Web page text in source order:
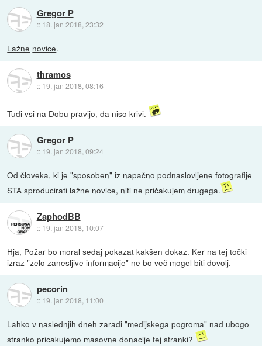
Gregor P
:: 18. jan 2018, 23:32
Lažne novice.
thramos
:: 19. jan 2018, 08:16
Tudi vsi na Dobu pravijo, da niso krivi.
Gregor P
:: 19. jan 2018, 09:24
Od človeka, ki je "sposoben" iz napačno podnaslovljene fotografije
STA sproducirati lažne novice, niti ne pričakujem drugega.
ZaphodBB
:: 19. jan 2018, 10:07
Hja, Požar bo moral sedaj pokazat kakšen dokaz. Ker na tej točki
izraz "zelo zanesljive informacije" ne bo več mogel biti dovolj.
pecorin
:: 19. jan 2018, 11:00
Lahko v naslednjih dneh zaradi "medijskega pogroma" nad ubogo
stranko pricakujemo masovne donacije tej stranki?